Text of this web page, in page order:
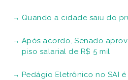
Quando a cidade saiu do
Após acordo, Senado
piso salarial de R$ 5 mil
Pedágio Eletrônico no SAI